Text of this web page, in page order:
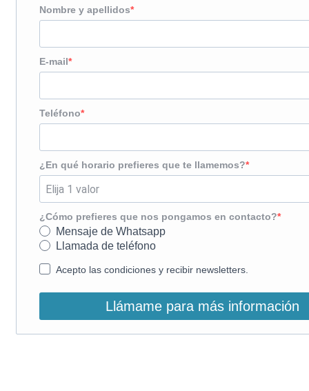
Nombre y apellidos
E-mail
Teléfono
¿En qué horario prefieres que te llamemos?
¿Cómo prefieres que nos pongamos en contacto?
Mensaje de Whatsapp
Llamada de teléfono
Acepto las condiciones y recibir newsletters.
Llámame para más información